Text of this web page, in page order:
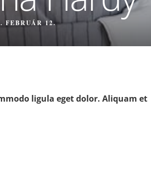
FEBRUÁR 12.
ligula eget dolor. Aliquam et